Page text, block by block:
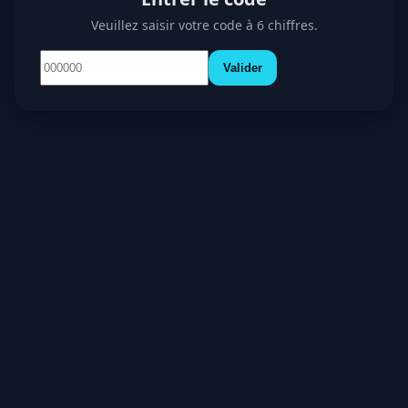
Veuillez saisir votre code à 6 chiffres.
Valider